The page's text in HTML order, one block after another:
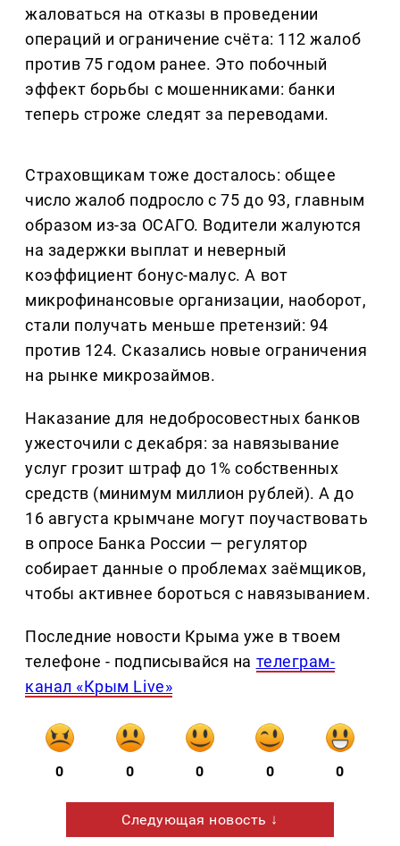
жаловаться на отказы в проведении
операций и ограничение счёта: 112 жалоб
против 75 годом ранее. Это побочный
эффект борьбы с мошенниками: банки
теперь строже следят за переводами.
Страховщикам тоже досталось: общее
число жалоб подросло с 75 до 93, главным
образом из-за ОСАГО. Водители жалуются
на задержки выплат и неверный
коэффициент бонус-малус. А вот
микрофинансовые организации, наоборот,
стали получать меньше претензий: 94
против 124. Сказались новые ограничения
на рынке микрозаймов.
Наказание для недобросовестных банков
ужесточили с декабря: за навязывание
услуг грозит штраф до 1% собственных
средств (минимум миллион рублей). А до
16 августа крымчане могут поучаствовать
в опросе Банка России — регулятор
собирает данные о проблемах заёмщиков,
чтобы активнее бороться с навязыванием.
Последние новости Крыма уже в твоем
телефоне - подписывайся на телеграм-
канал «Крым Live»
0 0 0 0 0
Следующая новость ↓